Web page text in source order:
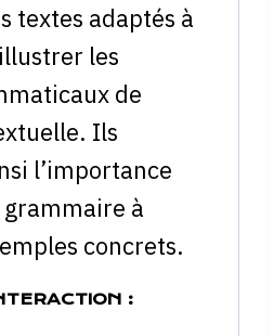
textes adaptés à
les
de
Ils
l’importance
à
concrets.
: